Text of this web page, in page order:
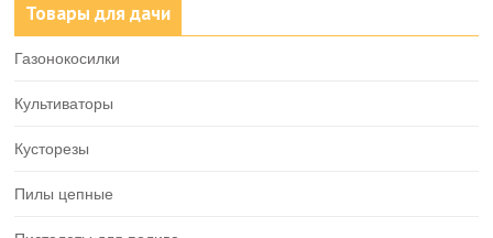
Товары для дачи
Газонокосилки
Культиваторы
Кусторезы
Пилы цепные